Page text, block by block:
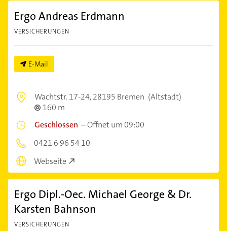
Ergo Andreas Erdmann
VERSICHERUNGEN
E-Mail
Wachtstr. 17-24,28195 Bremen (Altstadt)
160 m
Geschlossen –Öffnet um 09:00
0421 6 96 54 10
Webseite
Ergo Dipl.-Oec. Michael George & Dr.
Karsten Bahnson
VERSICHERUNGEN